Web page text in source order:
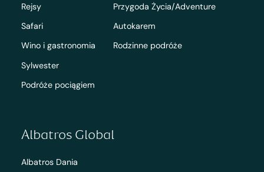
Rejsy
Safari
Wino i gastronomia
Sylwester
Podróże pociągiem
Przygoda Życia/Adventure
Autokarem
Rodzinne podróże
Albatros Global
Albatros Dania